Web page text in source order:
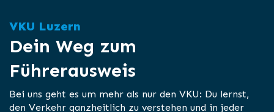
VKU Luzern
Dein Weg zum
Führerausweis
Bei uns geht es um mehr als nur den VKU: Du lernst,
den Verkehr ganzheitlich zu verstehen und in jeder